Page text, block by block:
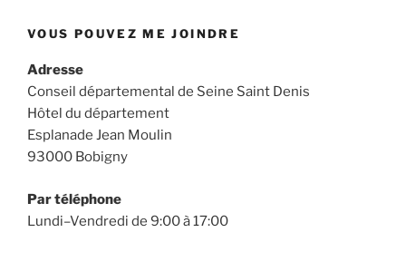
VOUS POUVEZ ME JOINDRE
Adresse
Conseil départemental de Seine Saint Denis
Hôtel du département
Esplanade Jean Moulin
93000 Bobigny
Par téléphone
Lundi–Vendredi de 9:00 à 17:00